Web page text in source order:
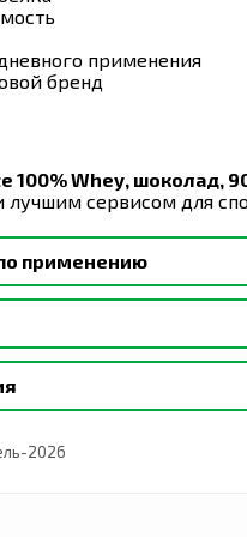
применения
бренд
100% Whey, шоколад,
сервисом для
применению
Добавьте одну мерную
напитка и
тренировки или в
белка.
протеина (концентрат
натуральные
молоко и сою.
для снижения
2026